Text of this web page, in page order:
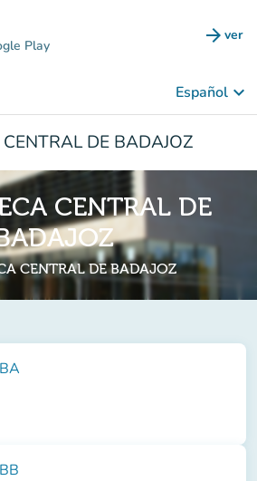
Play arrow_forward ver
Español keyboard_arrow_down
DE BADAJOZ
CENTRAL DE
CENTRAL DE BADAJOZ